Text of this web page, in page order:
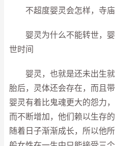
不超度婴灵会怎样，寺庙
婴灵为什么不能转世，婴
世时间
婴灵，也就是还未出生就
胎后，灵体还会存在，而且
婴灵有着比鬼魂更大的怨力
而不断增加，他们赖以生存
随着日子渐渐成长，所以他